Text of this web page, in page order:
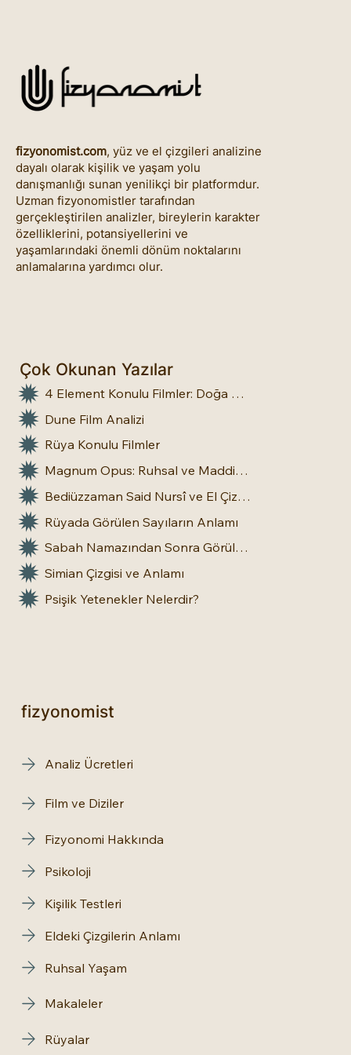
fizyonomist.com, yüz ve el çizgileri analizine
dayalı olarak kişilik ve yaşam yolu
danışmanlığı sunan yenilikçi bir platformdur.
Uzman fizyonomistler tarafından
gerçekleştirilen analizler, bireylerin karakter
özelliklerini, potansiyellerini ve
yaşamlarındaki önemli dönüm noktalarını
anlamalarına yardımcı olur.
Çok Okunan Yazılar
4 Element Konulu Filmler: Doğa Üstü Güçler
Dune Film Analizi
Rüya Konulu Filmler
Magnum Opus: Ruhsal ve Maddi Dönüşümün Büyük Eseri
Bediüzzaman Said Nursî ve El Çizgileri: İnsan Doğasına Dair Bir Bakış
Rüyada Görülen Sayıların Anlamı
Sabah Namazından Sonra Görülen Rüya Gerçek Olur mu?
Simian Çizgisi ve Anlamı
Psişik Yetenekler Nelerdir?
fizyonomist
Analiz Ücretleri
Film ve Diziler
Makaleler
Fizyonomi Hakkında
Psikoloji
Kişilik Testleri
Eldeki Çizgilerin Anlamı
Ruhsal Yaşam
Rüyalar